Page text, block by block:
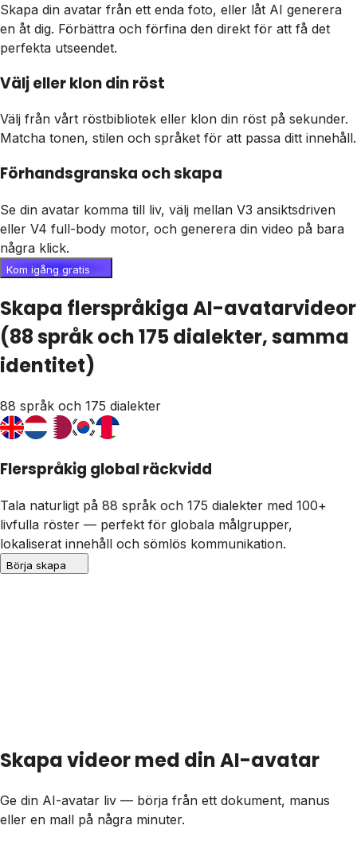
Skapa din avatar från ett enda foto, eller låt AI generera
en åt dig. Förbättra och förfina den direkt för att få det
perfekta utseendet.
Välj eller klon din röst
Välj från vårt röstbibliotek eller klon din röst på sekunder.
Matcha tonen, stilen och språket för att passa ditt innehåll.
Förhandsgranska och skapa
Se din avatar komma till liv, välj mellan V3 ansiktsdriven
eller V4 full-body motor, och generera din video på bara
några klick.
Kom igång gratis
Skapa flerspråkiga AI-avatarvideor
(88 språk och 175 dialekter, samma
identitet)
88 språk och 175 dialekter
Flerspråkig global räckvidd
Tala naturligt på 88 språk och 175 dialekter med 100+
livfulla röster — perfekt för globala målgrupper,
lokaliserat innehåll och sömlös kommunikation.
Börja skapa
Skapa videor med din AI-avatar
Ge din AI-avatar liv — börja från ett dokument, manus
eller en mall på några minuter.